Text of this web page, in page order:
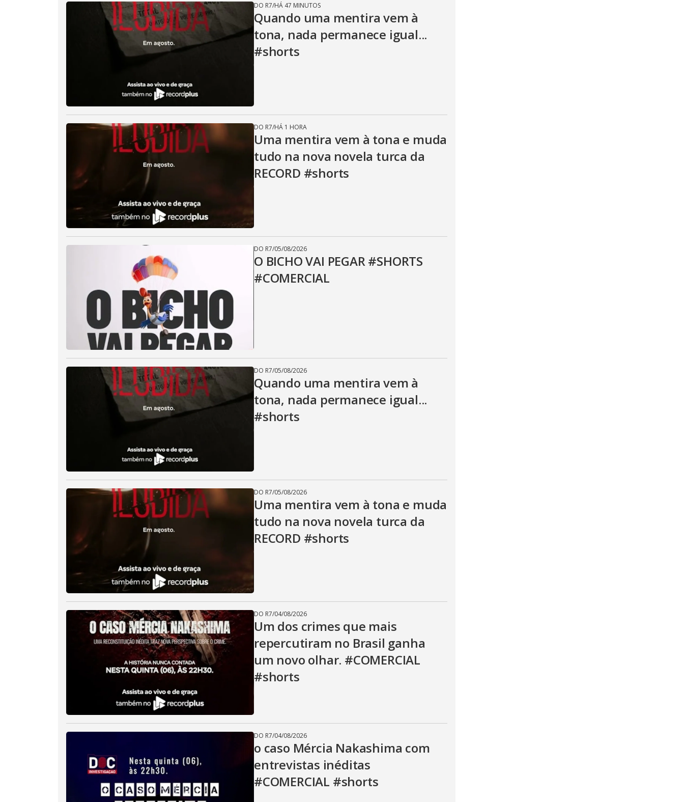
DO R7/HÁ 47 MINUTOS
Quando uma mentira vem à
tona, nada permanece igual...
#shorts
DO R7/HÁ 1 HORA
Uma mentira vem à tona e muda
tudo na nova novela turca da
RECORD #shorts
DO R7/05/08/2026
O BICHO VAI PEGAR #SHORTS
#COMERCIAL
DO R7/05/08/2026
Quando uma mentira vem à
tona, nada permanece igual...
#shorts
DO R7/05/08/2026
Uma mentira vem à tona e muda
tudo na nova novela turca da
RECORD #shorts
DO R7/04/08/2026
Um dos crimes que mais
repercutiram no Brasil ganha
um novo olhar. #COMERCIAL
#shorts
DO R7/04/08/2026
o caso Mércia Nakashima com
entrevistas inéditas
#COMERCIAL #shorts